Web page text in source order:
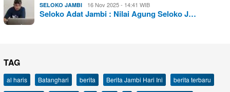
SELOKO JAMBI 16 Nov 2025 - 14:41 WIB
Seloko Adat Jambi : Nilai Agung Seloko J…
TAG
al haris Batanghari berita Berita Jambi Hari Ini
berita terbaru